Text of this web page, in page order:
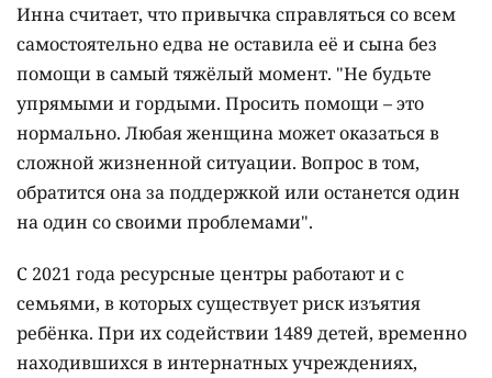
Инна считает, что привычка справляться со всем
самостоятельно едва не оставила её и сына без
помощи в самый тяжёлый момент. "Не будьте
упрямыми и гордыми. Просить помощи – это
нормально. Любая женщина может оказаться в
сложной жизненной ситуации. Вопрос в том,
обратится она за поддержкой или останется один
на один со своими проблемами".
С 2021 года ресурсные центры работают и с
семьями, в которых существует риск изъятия
ребёнка. При их содействии 1489 детей, временно
находившихся в интернатных учреждениях,